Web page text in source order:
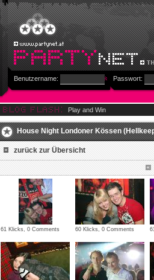
Benutzername: Passwort:
Play and Win
House Night Londoner Kössen
zurück zur Übersicht
61 Klicks, 0 Comments 60 Klicks, 0 Comments